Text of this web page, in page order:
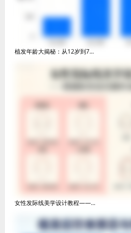
植发年龄大揭秘：从12岁到7...
女性发际线美学设计教程——...